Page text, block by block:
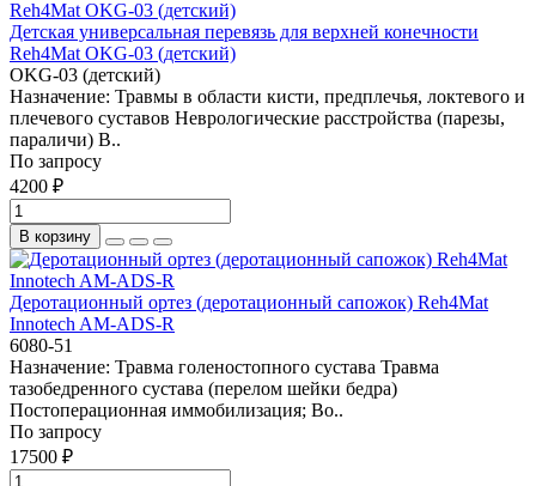
Детская универсальная перевязь для верхней конечности
Reh4Mat OKG-03 (детский)
OKG-03 (детский)
Назначение: Травмы в области кисти, предплечья, локтевого и
плечевого суставов Неврологические расстройства (парезы,
параличи) В..
По запросу
4200 ₽
В корзину
Деротационный ортез (деротационный сапожок) Reh4Mat
Innotech AM-ADS-R
6080-51
Назначение: Травма голеностопного сустава Травма
тазобедренного сустава (перелом шейки бедра)
Постоперационная иммобилизация; Во..
По запросу
17500 ₽